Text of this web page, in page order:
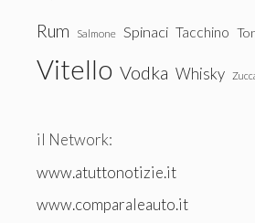
Rum Salmone Spinaci Tacchino
Vitello Vodka Whisky
il Network:
www.atuttonotizie.it
www.comparaleauto.it